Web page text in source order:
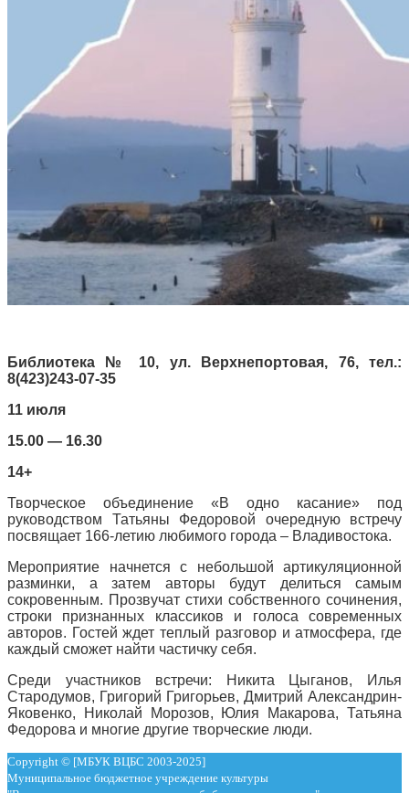
Библиотека № 10, ул. Верхнепортовая, 76, тел.:
8(423)243-07-35
11 июля
15.00 — 16.30
14+
Творческое объединение «В одно касание» под
руководством Татьяны Федоровой очередную встречу
посвящает 166-летию любимого города – Владивостока.
Мероприятие начнется с небольшой артикуляционной
разминки, а затем авторы будут делиться самым
сокровенным. Прозвучат стихи собственного сочинения,
строки признанных классиков и голоса современных
авторов. Гостей ждет теплый разговор и атмосфера, где
каждый сможет найти частичку себя.
Среди участников встречи: Никита Цыганов, Илья
Стародумов, Григорий Григорьев, Дмитрий Александрин-
Яковенко, Николай Морозов, Юлия Макарова, Татьяна
Федорова и многие другие творческие люди.
Copyright © [МБУК ВЦБС 2003-2025]
Муниципальное бюджетное учреждение культуры